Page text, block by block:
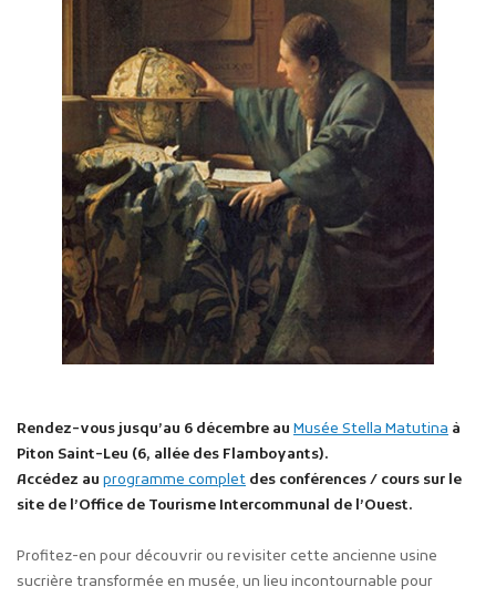
Rendez-vous jusqu’au 6 décembre au Musée Stella Matutina à
Piton Saint-Leu (6, allée des Flamboyants).
Accédez au programme complet des conférences / cours sur le
site de l’Office de Tourisme Intercommunal de l’Ouest.
Profitez-en pour découvrir ou revisiter cette ancienne usine
sucrière transformée en musée, un lieu incontournable pour